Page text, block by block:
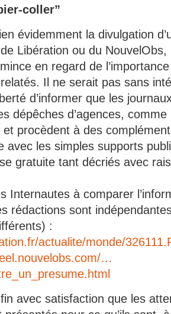
coller”
évidemment la divulgation
Libération ou du
en regard de
Il ne serait pas sans
d’informer que les
dépêches d’agences, comme
et procèdent à des
avec les simples supports
gratuite tant décriés avec
Internautes à comparer
rédactions sont
:
actualite/monde/
…
avec satisfaction que les